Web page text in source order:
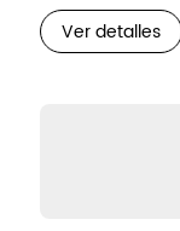
Ver detalles